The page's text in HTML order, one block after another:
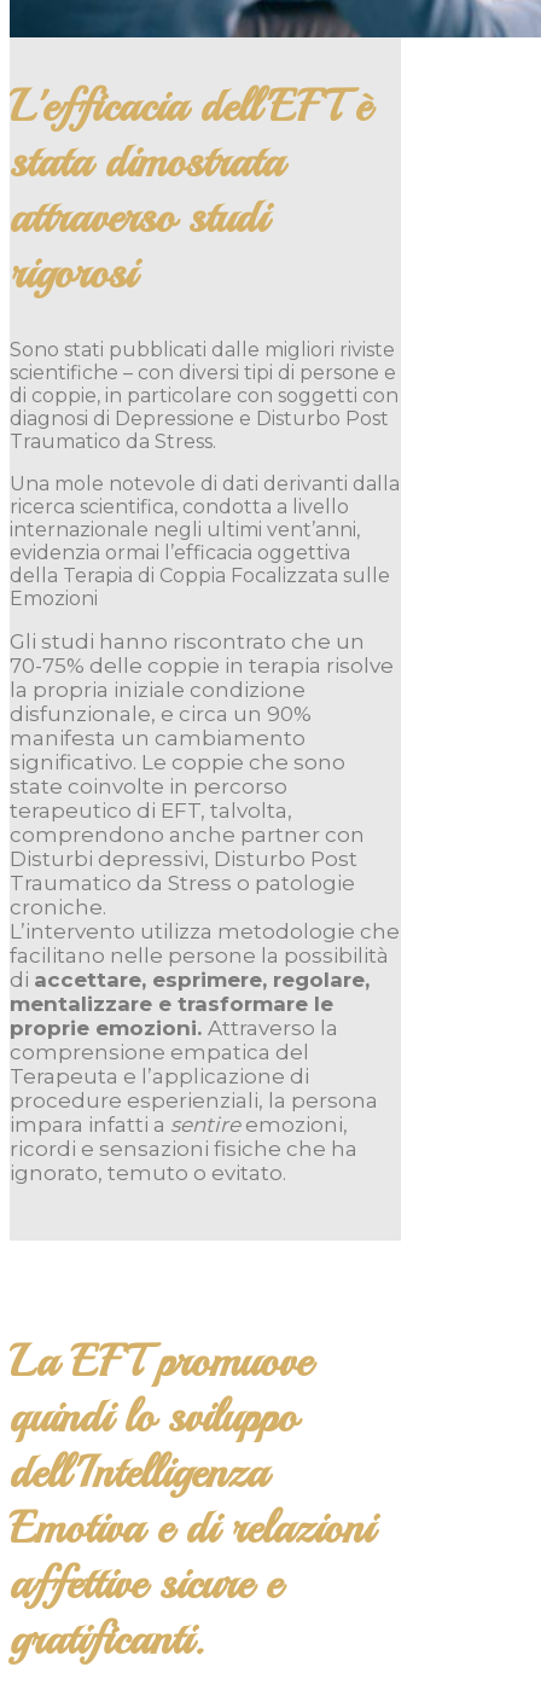
L'efficacia dell'EFT è
stata dimostrata
attraverso studi
rigorosi
Sono stati pubblicati dalle migliori riviste
scientifiche – con diversi tipi di persone e
di coppie, in particolare con soggetti con
diagnosi di Depressione e Disturbo Post
Traumatico da Stress.
Una mole notevole di dati derivanti dalla
ricerca scientifica, condotta a livello
internazionale negli ultimi vent’anni,
evidenzia ormai l’efficacia oggettiva
della Terapia di Coppia Focalizzata sulle
Emozioni
Gli studi hanno riscontrato che un
70-75% delle coppie in terapia risolve
la propria iniziale condizione
disfunzionale, e circa un 90%
manifesta un cambiamento
significativo. Le coppie che sono
state coinvolte in percorso
terapeutico di EFT, talvolta,
comprendono anche partner con
Disturbi depressivi, Disturbo Post
Traumatico da Stress o patologie
croniche.
L’intervento utilizza metodologie che
facilitano nelle persone la possibilità
di accettare, esprimere, regolare,
mentalizzare e trasformare le
proprie emozioni. Attraverso la
comprensione empatica del
Terapeuta e l’applicazione di
procedure esperienziali, la persona
impara infatti a sentire emozioni,
ricordi e sensazioni fisiche che ha
ignorato, temuto o evitato.
La EFT promuove
quindi lo sviluppo
dell'Intelligenza
Emotiva e di relazioni
affettive sicure e
gratificanti.